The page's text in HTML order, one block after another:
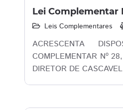
Lei Complementar
Leis Complementares
ACRESCENTA
COMPLEMENTAR Nº
DIRETOR DE